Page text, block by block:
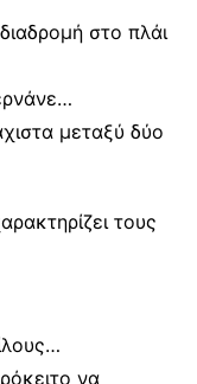
στο πλάι
μεταξύ δύο
τους
να